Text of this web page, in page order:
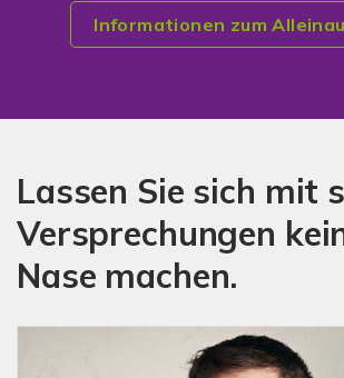
Informationen zum
Lassen Sie sich mit
Versprechungen
Nase machen.